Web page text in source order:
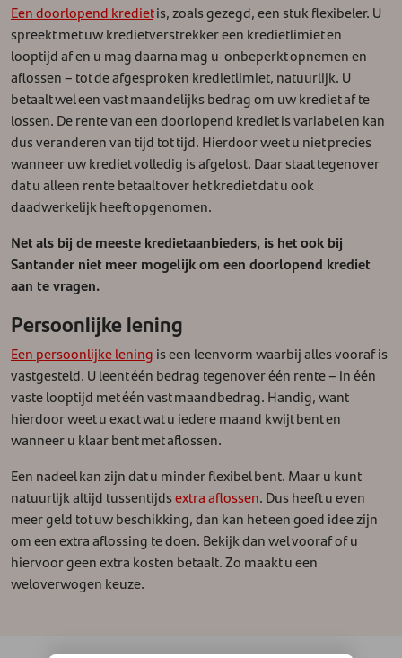
Een doorlopend kredietis, zoals gezegd, een stuk flexibeler. U
spreekt met uw kredietverstrekker een kredietlimiet en
looptijd af en u mag daarna mag u onbeperkt opnemen en
aflossen – tot de afgesproken kredietlimiet, natuurlijk. U
betaalt wel een vast maandelijks bedrag om uw krediet af te
lossen. De rente van een doorlopend krediet is variabel en kan
dus veranderen van tijd tot tijd. Hierdoor weet u niet precies
wanneer uw krediet volledig is afgelost. Daar staat tegenover
dat u alleen rente betaalt over het krediet dat u ook
daadwerkelijk heeft opgenomen.
Net als bij de meeste kredietaanbieders, is het ook bij
Santander niet meer mogelijk om een doorlopend krediet
aan te vragen.
Persoonlijke lening
Een persoonlijke lening is een leenvorm waarbij alles vooraf is
vastgesteld. U leent één bedrag tegenover één rente – in één
vaste looptijd met één vast maandbedrag. Handig, want
hierdoor weet u exact wat u iedere maand kwijt bent en
wanneer u klaar bent met aflossen.
Een nadeel kan zijn dat u minder flexibel bent. Maar u kunt
natuurlijk altijd tussentijdsextra aflossen. Dus heeft u even
meer geld tot uw beschikking, dan kan het een goed idee zijn
om een extra aflossing te doen. Bekijk dan wel vooraf of u
hiervoor geen extra kosten betaalt. Zo maakt u een
weloverwogen keuze.